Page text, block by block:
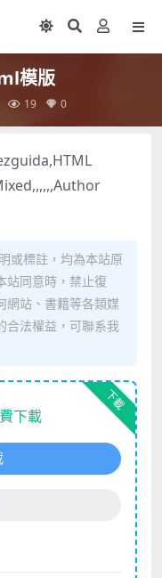
模版
19 0
或標註，均為本站原
站同意時，禁止復
網站、書籍等各類媒
合法權益，可聯系我
下載
下載